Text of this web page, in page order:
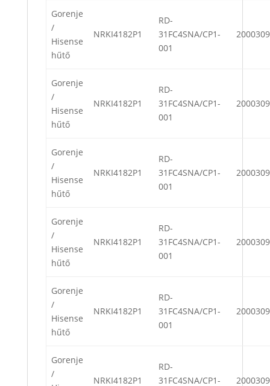
Gorenje
/
Hisense
hűtő
NRKI4182P1
RD-
31FC4SNA/CP1-
001
Gorenje
/
Hisense
hűtő
NRKI4182P1
RD-
31FC4SNA/CP1-
001
Gorenje
/
Hisense
hűtő
NRKI4182P1
RD-
31FC4SNA/CP1-
001
Gorenje
/
Hisense
hűtő
NRKI4182P1
RD-
31FC4SNA/CP1-
001
Gorenje
/
Hisense
hűtő
NRKI4182P1
RD-
31FC4SNA/CP1-
001
Gorenje
/
NRKI4182P1
RD-
31FC4SNA/CP1-